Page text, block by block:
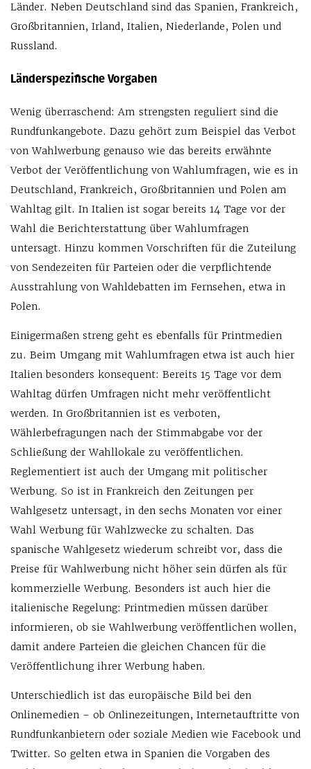
Länder. Neben Deutschland sind das Spanien, Frankreich,
Großbritannien, Irland, Italien, Niederlande, Polen und
Russland.
Länderspezifische Vorgaben
Wenig überraschend: Am strengsten reguliert sind die
Rundfunkangebote. Dazu gehört zum Beispiel das Verbot
von Wahlwerbung genauso wie das bereits erwähnte
Verbot der Veröffentlichung von Wahlumfragen, wie es in
Deutschland, Frankreich, Großbritannien und Polen am
Wahltag gilt. In Italien ist sogar bereits 14 Tage vor der
Wahl die Berichterstattung über Wahlumfragen
untersagt. Hinzu kommen Vorschriften für die Zuteilung
von Sendezeiten für Parteien oder die verpflichtende
Ausstrahlung von Wahldebatten im Fernsehen, etwa in
Polen.
Einigermaßen streng geht es ebenfalls für Printmedien
zu. Beim Umgang mit Wahlumfragen etwa ist auch hier
Italien besonders konsequent: Bereits 15 Tage vor dem
Wahltag dürfen Umfragen nicht mehr veröffentlicht
werden. In Großbritannien ist es verboten,
Wählerbefragungen nach der Stimmabgabe vor der
Schließung der Wahllokale zu veröffentlichen.
Reglementiert ist auch der Umgang mit politischer
Werbung. So ist in Frankreich den Zeitungen per
Wahlgesetz untersagt, in den sechs Monaten vor einer
Wahl Werbung für Wahlzwecke zu schalten. Das
spanische Wahlgesetz wiederum schreibt vor, dass die
Preise für Wahlwerbung nicht höher sein dürfen als für
kommerzielle Werbung. Besonders ist auch hier die
italienische Regelung: Printmedien müssen darüber
informieren, ob sie Wahlwerbung veröffentlichen wollen,
damit andere Parteien die gleichen Chancen für die
Veröffentlichung ihrer Werbung haben.
Unterschiedlich ist das europäische Bild bei den
Onlinemedien – ob Onlinezeitungen, Internetauftritte von
Rundfunkanbietern oder soziale Medien wie Facebook und
Twitter. So gelten etwa in Spanien die Vorgaben des